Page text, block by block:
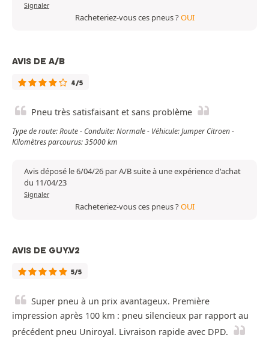
Signaler
Racheteriez-vous ces pneus ?OUI
AVIS DE A/B
4/5
Pneu très satisfaisant et sans problème
Type de route: Route - Conduite: Normale - Véhicule: Jumper Citroen -
Kilomètres parcourus: 35000 km
Avis déposé le 6/04/26 par A/B suite à une expérience d'achat
du 11/04/23
Signaler
Racheteriez-vous ces pneus ?OUI
AVIS DE GUY.V2
5/5
Super pneu à un prix avantageux. Première
impression après 100 km : pneu silencieux par rapport au
précédent pneu Uniroyal. Livraison rapide avec DPD.